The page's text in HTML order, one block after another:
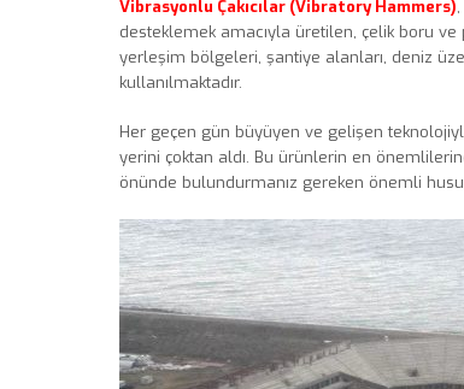
Vibrasyonlu Çakıcılar (Vibratory Hammers)
desteklemek amacıyla üretilen, çelik boru
yerleşim bölgeleri, şantiye alanları, deniz
kullanılmaktadır.
Her geçen gün büyüyen ve gelişen
yerini çoktan aldı. Bu ürünlerin en
önünde bulundurmanız gereken önemli